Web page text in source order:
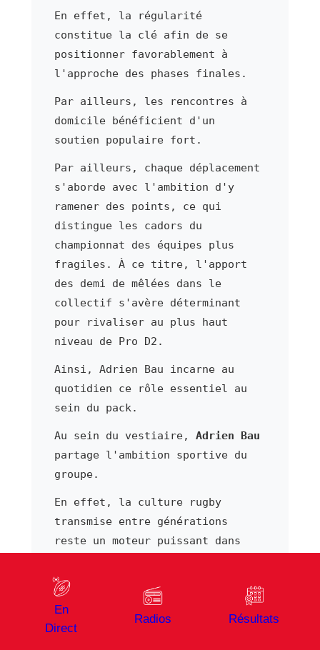
En effet, la régularité
constitue la clé afin de se
positionner favorablement à
l'approche des phases finales.
Par ailleurs, les rencontres à
domicile bénéficient d'un
soutien populaire fort.
Par ailleurs, chaque déplacement
s'aborde avec l'ambition d'y
ramener des points, ce qui
distingue les cadors du
championnat des équipes plus
fragiles. À ce titre, l'apport
des demi de mêlées dans le
collectif s'avère déterminant
pour rivaliser au plus haut
niveau de Pro D2.
Ainsi, Adrien Bau incarne au
quotidien ce rôle essentiel au
sein du pack.
Au sein du vestiaire, Adrien Bau
partage l'ambition sportive du
groupe.
En effet, la culture rugby
transmise entre générations
reste un moteur puissant dans
De ce fait, Adrien Bau bénéficie
d'un cadre professionnel
structuré afin de développer son
En
Direct
Radios Résultats